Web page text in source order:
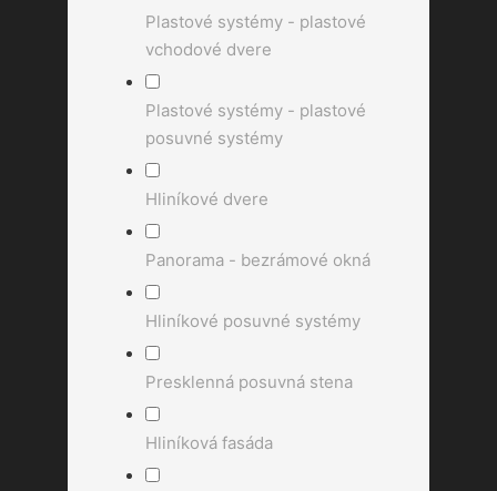
Plastové systémy - plastové
vchodové dvere
Plastové systémy - plastové
posuvné systémy
Hliníkové dvere
Panorama - bezrámové okná
Hliníkové posuvné systémy
Presklenná posuvná stena
Hliníková fasáda